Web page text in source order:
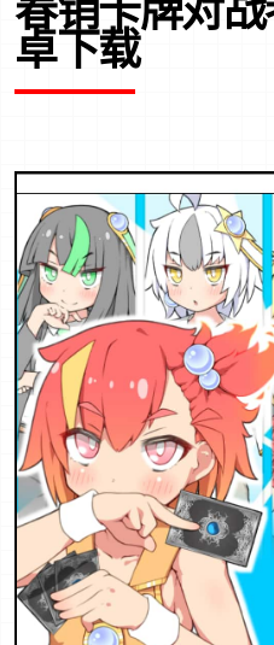
春销卡牌对
卓下载